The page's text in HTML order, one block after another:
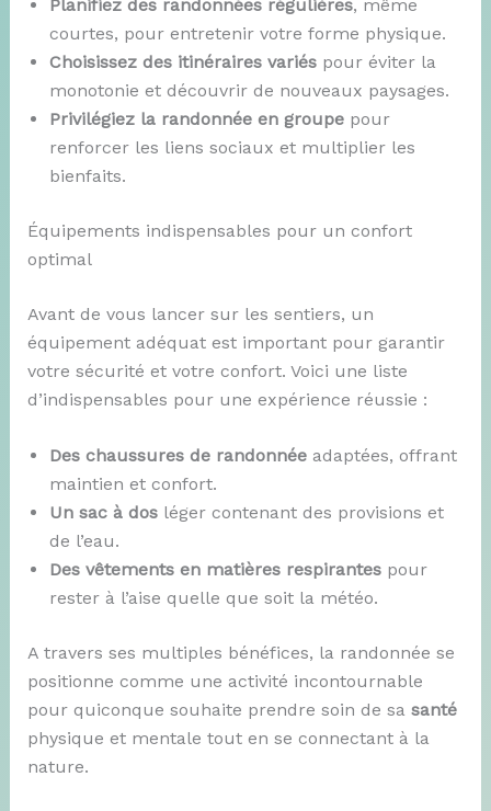
Planifiez des randonnées régulières, même
courtes, pour entretenir votre forme physique.
Choisissez des itinéraires variéspour éviter la
monotonie et découvrir de nouveaux paysages.
Privilégiez la randonnée en groupepour
renforcer les liens sociaux et multiplier les
bienfaits.
Équipements indispensables pour un confort
optimal
Avant de vous lancer sur les sentiers, un
équipement adéquat est important pour garantir
votre sécurité et votre confort. Voici une liste
d’indispensables pour une expérience réussie :
Des chaussures de randonnéeadaptées, offrant
maintien et confort.
Un sac à dosléger contenant des provisions et
de l’eau.
Des vêtements en matières respirantespour
rester à l’aise quelle que soit la météo.
A travers ses multiples bénéfices, la randonnée se
positionne comme une activité incontournable
pour quiconque souhaite prendre soin de sa santé
physique et mentale tout en se connectant à la
nature.